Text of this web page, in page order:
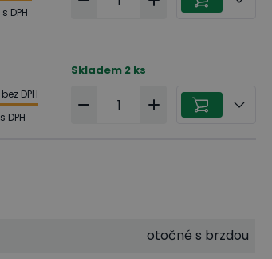
s DPH
bez DPH
s DPH
Skladem 2 ks
otočné s brzdou